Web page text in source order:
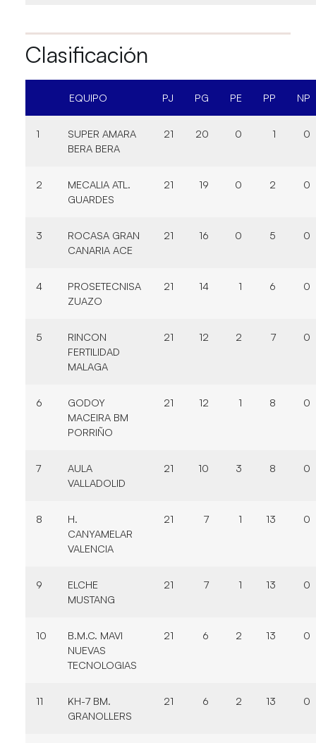
Clasificación
EQUIPO PJ PG PE PP NP
1
SUPER AMARA
BERA BERA
21 20 0 1 0
2
MECALIA ATL.
GUARDES
21 19 0 2 0
3
ROCASA GRAN
CANARIA ACE
21 16 0 5 0
4
PROSETECNISA
ZUAZO
21 14 1 6 0
5
RINCON
FERTILIDAD
MALAGA
21 12 2 7 0
6
GODOY
MACEIRA BM
PORRIÑO
21 12 1 8 0
7
AULA
VALLADOLID
21 10 3 8 0
8
H.
CANYAMELAR
VALENCIA
21 7 1 13 0
9
ELCHE
MUSTANG
21 7 1 13 0
10
B.M.C. MAVI
NUEVAS
TECNOLOGIAS
21 6 2 13 0
11
KH-7 BM.
GRANOLLERS
21 6 2 13 0